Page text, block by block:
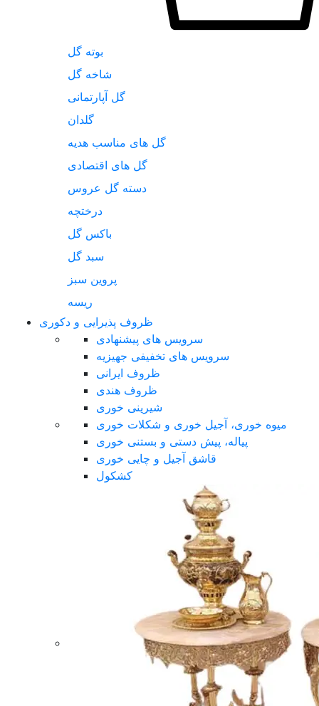
بوته گل
شاخه گل
گل آپارتمانی
گلدان
گل های مناسب هدیه
گل های اقتصادی
دسته گل عروس
درختچه
باکس گل
سبد گل
پروین سبز
ریسه
ظروف پذیرایی و دکوری
سرویس های پیشنهادی
سرویس های تخفیفی جهیزیه
ظروف ایرانی
ظروف هندی
شیرینی خوری
میوه خوری، آجیل خوری و شکلات خوری
پیاله، پیش دستی و بستنی خوری
قاشق آجیل و چایی خوری
کشکول